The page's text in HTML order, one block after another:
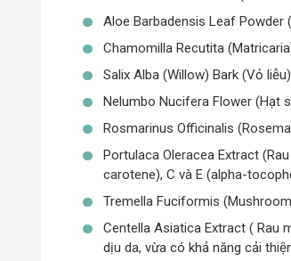
của
học tập những kinh nghiệm nghiên
phẩmchăm sóc dacó hiệu quả vượt
một loại cây quý hiếm có nguồn gốc
cúc la mã, trà xanh, lô hội, tràm trà,
Nước hoa hồng Toner Derladie
nên vô cùng nhỏ gọn, dễ dàng
Aloe Barbadensis Leaf Powder
Chamomilla Recutita
Salix Alba (Willow) Bark (Vỏ
Nelumbo Nucifera Flower (Hạt
Rosmarinus Officinalis
Portulaca Oleracea Extract
carotene), C và E (alpha-
Tremella Fuciformis
Centella Asiatica Extract ( Rau
dịu da, vừa có khả năng cải